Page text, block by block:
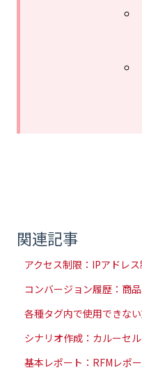
関連記事
アクセス制限：IPアドレ
コンバージョン履歴：商
各種タグ内で使用できな
シナリオ作成：カルーセル
基本レポート：RFMレポ